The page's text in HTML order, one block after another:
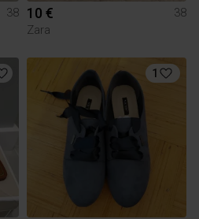
38 10 €
38
Zara
1